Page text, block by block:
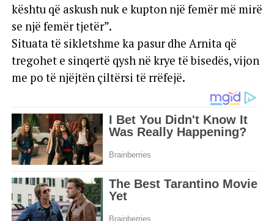
kështu që askush nuk e kupton një femër më mirë
se një femër tjetër”.
Situata të sikletshme ka pasur dhe Arnita që
tregohet e sinqertë qysh në krye të bisedës, vijon
me po të njëjtën çiltërsi të rrëfejë.